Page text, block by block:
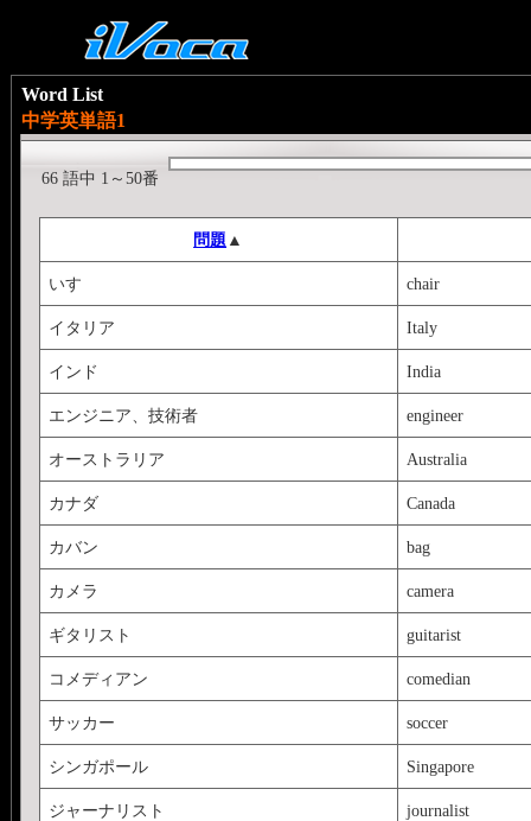
Word List
中学英単語1
66 語中 1～50番
問題 ▲
いす chair
イタリア Italy
インド India
エンジニア、技術者 engineer
オーストラリア Australia
カナダ Canada
カバン bag
カメラ camera
ギタリスト guitarist
コメディアン comedian
サッカー soccer
シンガポール Singapore
ジャーナリスト journalist